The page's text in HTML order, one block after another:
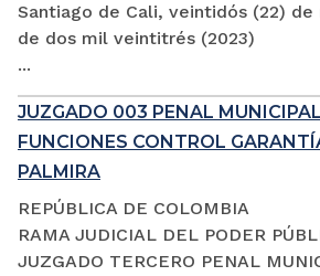
Santiago de Cali, veintidós (22) de
de dos mil veintitrés (2023)
...
JUZGADO 003 PENAL
FUNCIONES CONTROL
PALMIRA
REPÚBLICA DE COLOMBIA
RAMA JUDICIAL DEL PODER
JUZGADO TERCERO PENAL